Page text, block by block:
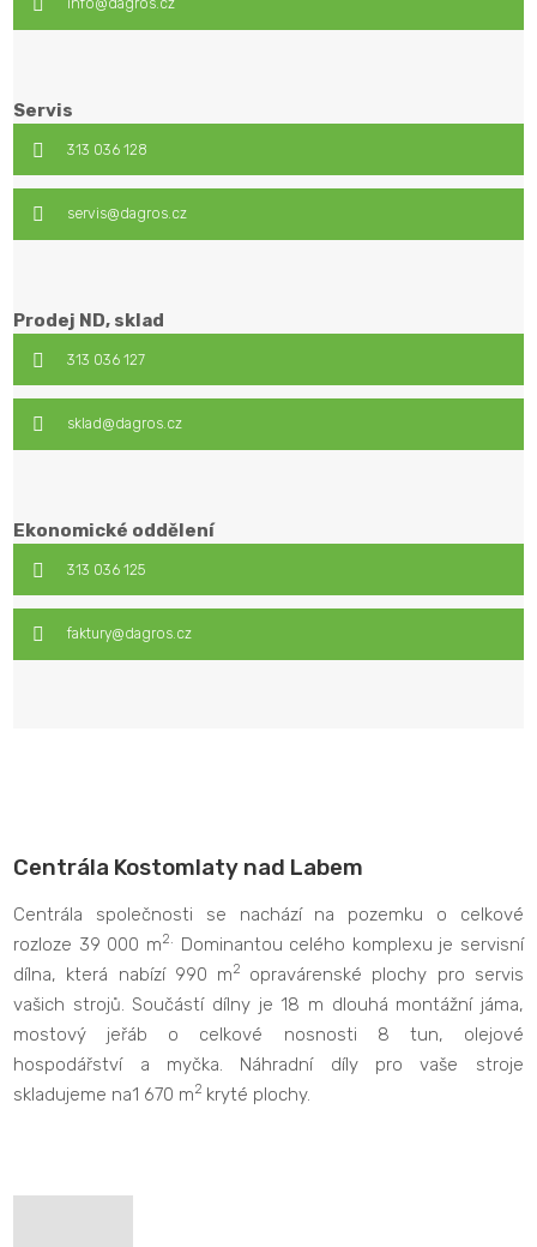
info@dagros.cz
Servis
313 036 128
servis@dagros.cz
Prodej ND, sklad
313 036 127
sklad@dagros.cz
Ekonomické oddělení
313 036 125
faktury@dagros.cz
Centrála Kostomlaty nad Labem
Centrála společnosti se nachází na pozemku o celkové
rozloze 39 000 m2. Dominantou celého komplexu je servisní
dílna, která nabízí 990 m2 opravárenské plochy pro servis
vašich strojů. Součástí dílny je 18 m dlouhá montážní jáma,
mostový jeřáb o celkové nosnosti 8 tun, olejové
hospodářství a myčka. Náhradní díly pro vaše stroje
skladujeme na1 670 m2 kryté plochy.